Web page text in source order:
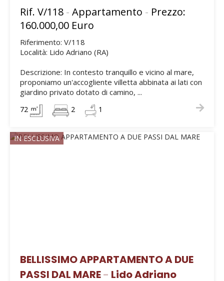
Rif. V/118 - Appartamento - Prezzo:
160.000,00 Euro
Riferimento: V/118
Località: Lido Adriano (RA)
Descrizione: In contesto tranquillo e vicino al mare,
proponiamo un'accogliente villetta abbinata ai lati con
giardino privato dotato di camino, ...
72 2 1
IN ESCLUSIVA
BELLISSIMO APPARTAMENTO A DUE
PASSI DAL MARE- Lido Adriano